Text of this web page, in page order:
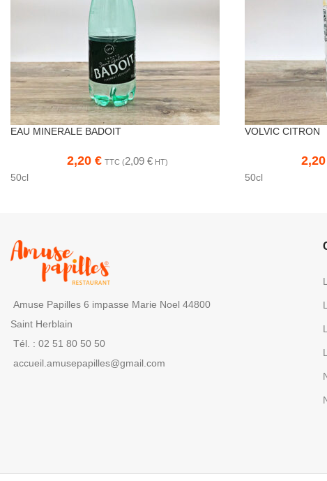
EAU MINERALE BADOIT
2,20 € TTC (2,09 €HT)
50cl
VOLVIC CITRON
2,20
50cl
Amuse Papilles 6 impasse Marie Noel 44800
Saint Herblain
Tél. : 02 51 80 50 50
accueil.amusepapilles@gmail.com